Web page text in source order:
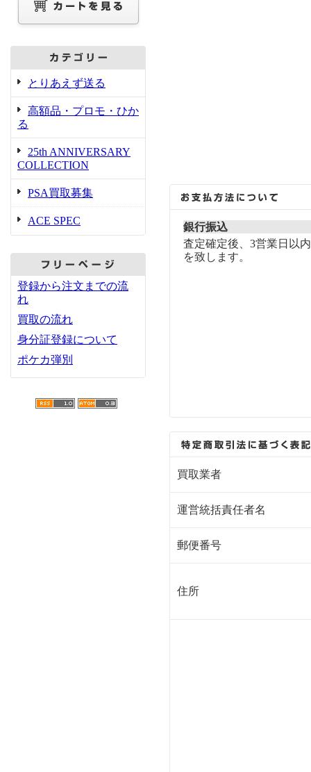
とりあえず送る
高額品・プロモ・ひか
る
25th ANNIVERSARY
COLLECTION
PSA買取募集
ACE SPEC
登録から注文までの流
れ
買取の流れ
身分証登録について
ポケカ弾別
銀行振込
査定確定後、3営業日以
を致します。
買取業者
運営統括責任者名
郵便番号
住所